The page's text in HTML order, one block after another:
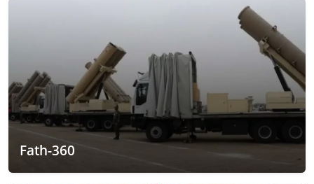
Fath-360